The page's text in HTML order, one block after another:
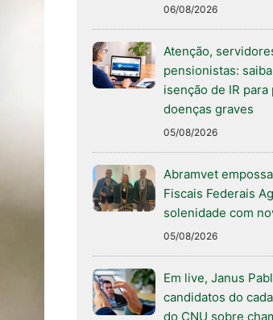
06/08/2026
Atenção,
pensionistas:
isenção de IR
doenças graves
05/08/2026
Abramvet
Fiscais Federais
solenidade com
05/08/2026
Em live, Janus
candidatos do
do CNU sobre